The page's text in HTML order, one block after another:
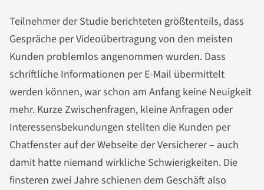
Teilnehmer der Studie berichteten größtenteils, dass
Gespräche per Videoübertragung von den meisten
Kunden problemlos angenommen wurden. Dass
schriftliche Informationen per E-Mail übermittelt
werden können, war schon am Anfang keine Neuigkeit
mehr. Kurze Zwischenfragen, kleine Anfragen oder
Interessensbekundungen stellten die Kunden per
Chatfenster auf der Webseite der Versicherer – auch
damit hatte niemand wirkliche Schwierigkeiten. Die
finsteren zwei Jahre schienen dem Geschäft also